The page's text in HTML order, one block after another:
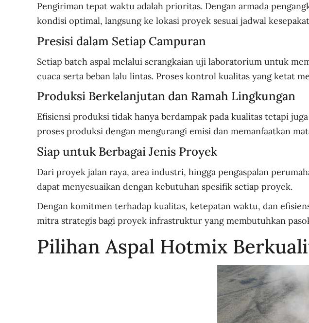
Pengiriman tepat waktu adalah prioritas. Dengan armada
kondisi optimal, langsung ke lokasi proyek sesuai jadwal
Presisi dalam Setiap Campuran
Setiap batch aspal melalui serangkaian uji laboratorium untuk
cuaca serta beban lalu lintas. Proses kontrol kualitas yang ketat
Produksi Berkelanjutan dan Ramah Lingkungan
Efisiensi produksi tidak hanya berdampak pada kualitas tetapi
proses produksi dengan mengurangi emisi dan memanfaatkan
Siap untuk Berbagai Jenis Proyek
Dari proyek jalan raya, area industri, hingga pengaspalan
dapat menyesuaikan dengan kebutuhan spesifik setiap proyek.
Dengan komitmen terhadap kualitas, ketepatan waktu, dan
mitra strategis bagi proyek infrastruktur yang membutuhkan
Pilihan Aspal Hotmix